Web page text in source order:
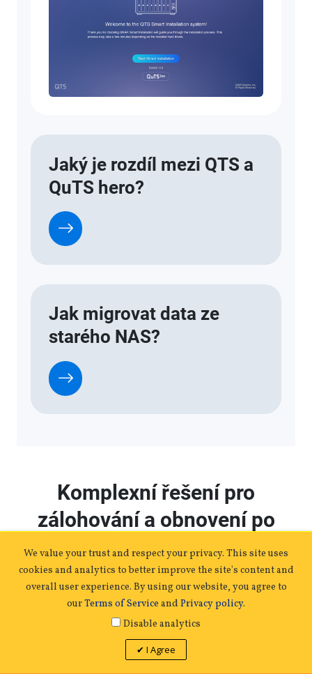
QNAP TS-464eU-8G | 2.5GbE, 4-Bay, Intel CPU,
8GB RAM, M.2 Slots, 1U short-depth
PŘIDAT NÁKUPNÍHO VOZÍKU
We value your trust and respect your privacy. This site uses
cookies and analytics to better improve the site's content and
overall user experience. By using our website, you agree to
ourTerms of Service and Privacy policy.
Disable analytics
I Agree